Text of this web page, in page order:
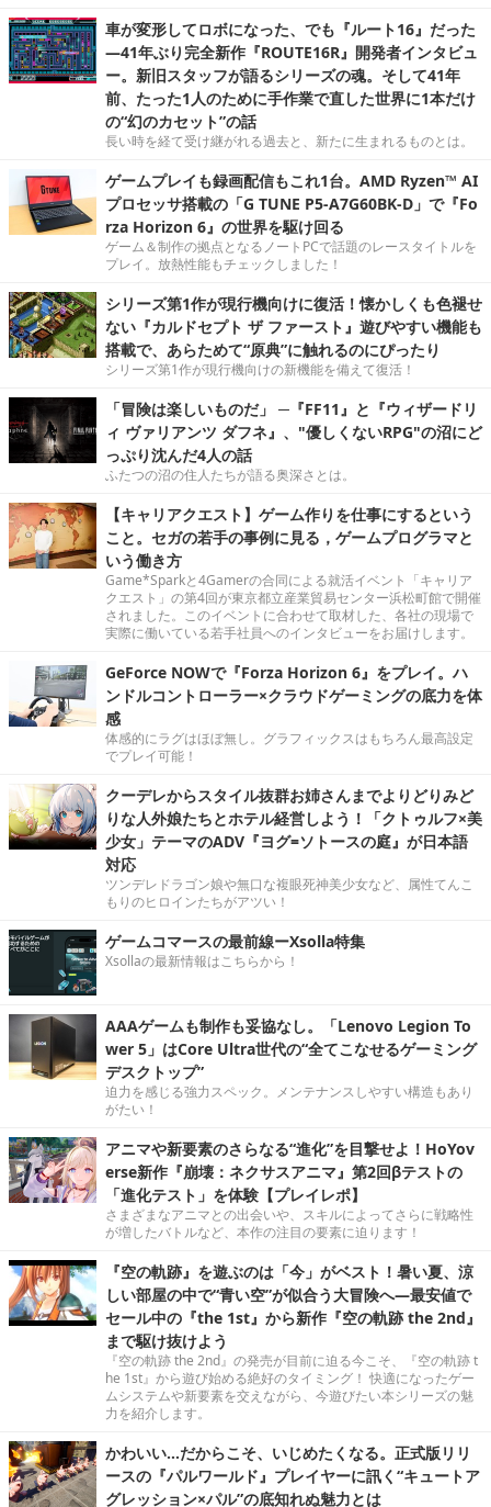
車が変形してロボになった、でも『ルート16』だった
―41年ぶり完全新作『ROUTE16R』開発者インタビュ
ー。新旧スタッフが語るシリーズの魂。そして41年
前、たった1人のために手作業で直した世界に1本だけ
の“幻のカセット”の話
長い時を経て受け継がれる過去と、新たに生まれるものとは。
ゲームプレイも録画配信もこれ1台。AMD Ryzen™ AI
プロセッサ搭載の「G TUNE P5-A7G60BK-D」で『Fo
rza Horizon 6』の世界を駆け回る
ゲーム＆制作の拠点となるノートPCで話題のレースタイトルを
プレイ。放熱性能もチェックしました！
シリーズ第1作が現行機向けに復活！懐かしくも色褪せ
ない『カルドセプト ザ ファースト』遊びやすい機能も
搭載で、あらためて“原典”に触れるのにぴったり
シリーズ第1作が現行機向けの新機能を備えて復活！
「冒険は楽しいものだ」 ─『FF11』と『ウィザードリ
ィ ヴァリアンツ ダフネ』、"優しくないRPG"の沼にど
っぷり沈んだ4人の話
ふたつの沼の住人たちが語る奥深さとは。
【キャリアクエスト】ゲーム作りを仕事にするという
こと。セガの若手の事例に見る，ゲームプログラマと
いう働き方
Game*Sparkと4Gamerの合同による就活イベント「キャリア
クエスト」の第4回が東京都立産業貿易センター浜松町館で開催
されました。このイベントに合わせて取材した、各社の現場で
実際に働いている若手社員へのインタビューをお届けします。
GeForce NOWで『Forza Horizon 6』をプレイ。ハ
ンドルコントローラー×クラウドゲーミングの底力を体
感
体感的にラグはほぼ無し。グラフィックスはもちろん最高設定
でプレイ可能！
クーデレからスタイル抜群お姉さんまでよりどりみど
りな人外娘たちとホテル経営しよう！「クトゥルフ×美
少女」テーマのADV『ヨグ=ソトースの庭』が日本語
対応
ツンデレドラゴン娘や無口な複眼死神美少女など、属性てんこ
もりのヒロインたちがアツい！
ゲームコマースの最前線ーXsolla特集
Xsollaの最新情報はこちらから！
AAAゲームも制作も妥協なし。「Lenovo Legion To
wer 5」はCore Ultra世代の“全てこなせるゲーミング
デスクトップ”
迫力を感じる強力スペック。メンテナンスしやすい構造もあり
がたい！
アニマや新要素のさらなる“進化”を目撃せよ！HoYov
erse新作『崩壊：ネクサスアニマ』第2回βテストの
「進化テスト」を体験【プレイレポ】
さまざまなアニマとの出会いや、スキルによってさらに戦略性
が増したバトルなど、本作の注目の要素に迫ります！
『空の軌跡』を遊ぶのは「今」がベスト！暑い夏、涼
しい部屋の中で“青い空”が似合う大冒険へ―最安値で
セール中の『the 1st』から新作『空の軌跡 the 2nd』
まで駆け抜けよう
『空の軌跡 the 2nd』の発売が目前に迫る今こそ、『空の軌跡 t
he 1st』から遊び始める絶好のタイミング！ 快適になったゲー
ムシステムや新要素を交えながら、今遊びたい本シリーズの魅
力を紹介します。
かわいい…だからこそ、いじめたくなる。正式版リリ
ースの『パルワールド』プレイヤーに訊く“キュートア
グレッション×パル”の底知れぬ魅力とは